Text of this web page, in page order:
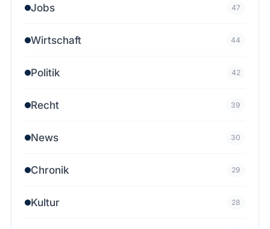
Jobs 47
Wirtschaft 44
Politik 42
Recht 39
News 30
Chronik 29
Kultur 28